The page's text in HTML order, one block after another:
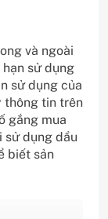
và ngoài
sử dụng
sử dụng của
thông tin trên
gắng mua
sử dụng dầu
biết sản